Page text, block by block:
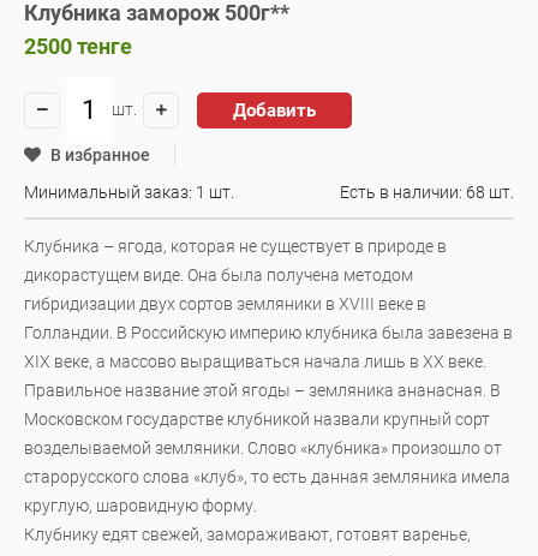
Клубника заморож 500г**
2500тенге
шт. Добавить
В избранное
Минимальный заказ: 1 шт.
Есть в наличии: 68 шт.
Клубника – ягода, которая не существует в природе в
дикорастущем виде. Она была получена методом
гибридизации двух сортов земляники в XVIII веке в
Голландии. В Российскую империю клубника была завезена в
XIX веке, а массово выращиваться начала лишь в XX веке.
Правильное название этой ягоды – земляника ананасная. В
Московском государстве клубникой назвали крупный сорт
возделываемой земляники. Слово «клубника» произошло от
старорусского слова «клуб», то есть данная земляника имела
круглую, шаровидную форму.
Клубнику едят свежей, замораживают, готовят варенье,